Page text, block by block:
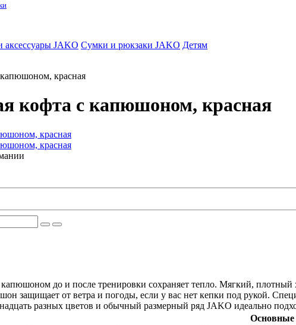
аксессуары JAKO Сумки и рюкзаки JAKO Детям
красная
кофта с капюшоном, красная
до и после тренировки сохраняет тепло. Мягкий,
защищает от ветра и погоды, если у вас нет кепки под рукой.
разных цветов и обычный размерный ряд JAKO идеально
Основные